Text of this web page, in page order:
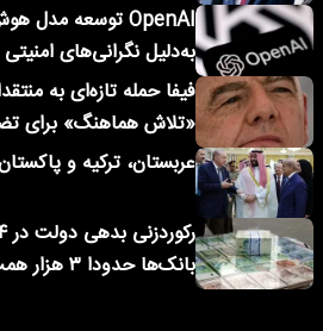
به‌دلیل نگرانی‌های
فیفا حمله تازه‌ای به
«تلاش هماهنگ» برای
عربستان، ترکیه و
بانک‌ها حدودا ۳ هزار همت